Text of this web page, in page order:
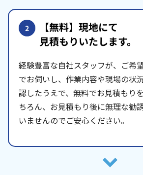
2 【無料】現地にて
見積もりいたします。
経験豊富な自社スタッフが、ご希
でお伺いし、作業内容や現場の状
認したうえで、無料でお見積もり
ちろん、お見積もり後に無理な勧
いませんのでご安心ください。